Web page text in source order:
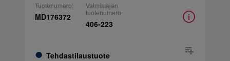
Tuotenumero:
MD176372
Tehdastilaustuote
Valmistajan
tuotenumero:
406-223